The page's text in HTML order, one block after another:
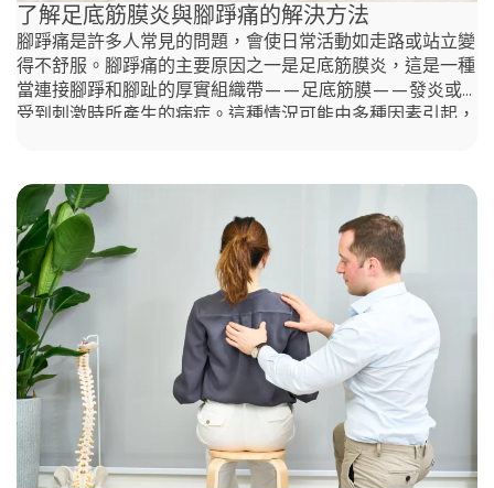
了解足底筋膜炎與腳踭痛的解決方法
腳踭痛是許多人常見的問題，會使日常活動如走路或站立變
得不舒服。腳踭痛的主要原因之一是足底筋膜炎，這是一種
當連接腳踭和腳趾的厚實組織帶——足底筋膜——發炎或
受到刺激時所產生的病症。這種情況可能由多種因素引起，
法。 腳踭痛是足底筋膜炎的徵兆嗎？ 如果您經歷以下症
狀，可能患有足底筋膜炎： 如果您的腳踭痛符合這些症
狀，您可能患有足底筋膜炎。脊醫(Chiropractor)可以確診
並推薦最佳的治療計劃。 什麼原因會引起腳踭痛或足底筋
膜炎？ 足底筋膜炎或腳踭痛主要是由於對足底筋膜的反覆
壓力和過度負荷所引起。常見的風險因素包括： 了解這些
風險因素有助於有效預防和管理足底筋膜炎。 如何通過脊
醫護理擺脫足底筋膜炎痛或腳踭痛？